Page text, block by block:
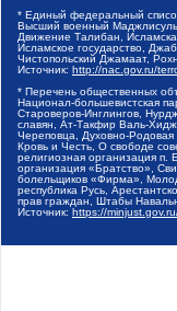
* Единый федеральный
Высший военный Маджлисуль
Движение Талибан,
Исламское государство,
Чистопольский Джамаат,
Источник: http://nac.gov.ru/
* Перечень общественных
Национал-большевистская
Староверов-Инглингов,
славян, Ат-Такфир Валь-
Череповца, Духовно-
Кровь и Честь, О свободе
религиозная организация п.
организация «Братство»,
болельщиков «Фирма»,
республика Русь,
прав граждан, Штабы
Источник: https://